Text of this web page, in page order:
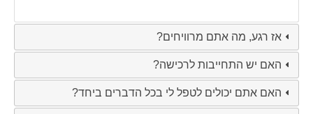
אז רגע, מה אתם מרוויחים?
האם יש התחייבות לרכישה?
האם אתם יכולים לטפל לי בכל הדברים ביחד?